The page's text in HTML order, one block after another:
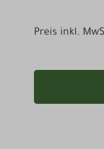
Preis inkl.